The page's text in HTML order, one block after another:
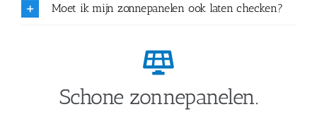
Moet ik mijn zonnepanelen ook laten checken?
Schone zonnepanelen.